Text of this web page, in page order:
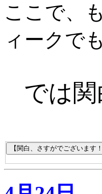
ここで、
ィークで
では